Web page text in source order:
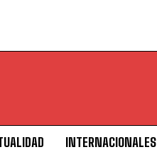
INTERNACIONALES